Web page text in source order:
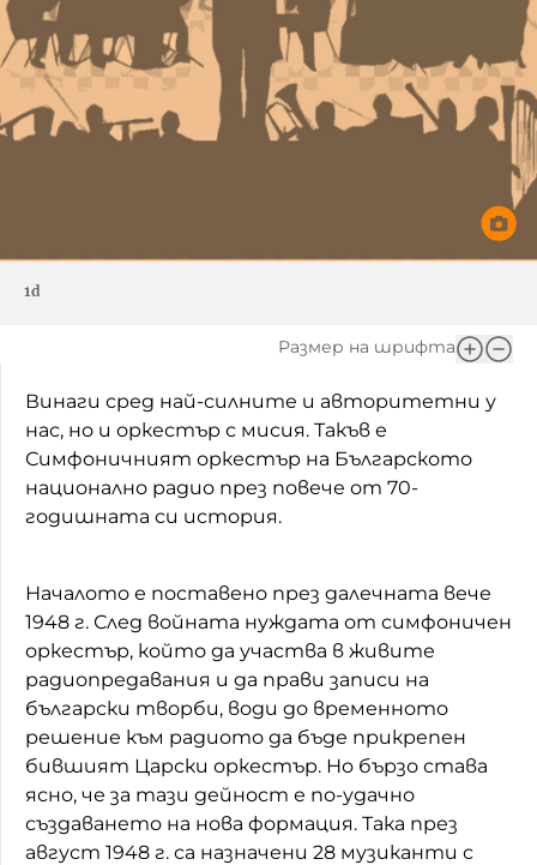
1d
Размер на шрифта
Винаги сред най-силните и авторитетни у
нас, но и оркестър с мисия. Такъв е
Симфоничният оркестър на Българското
национално радио през повече от 70-
годишната си история.
Началото е поставено през далечната вече
1948 г. След войната нуждата от симфоничен
оркестър, който да участва в живите
радиопредавания и да прави записи на
български творби, води до временното
решение към радиото да бъде прикрепен
бившият Царски оркестър. Но бързо става
ясно, че за тази дейност е по-удачно
създаването на нова формация. Така през
август 1948 г. са назначени 28 музиканти с